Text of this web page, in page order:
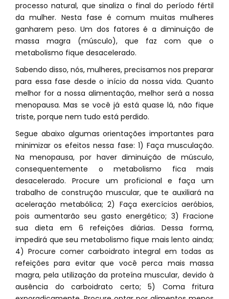
processo natural, que sinaliza o final do período fértil
da mulher. Nesta fase é comum muitas mulheres
ganharem peso. Um dos fatores é a diminuição de
massa magra (músculo), que faz com que o
metabolismo fique desacelerado.
Sabendo disso, nós, mulheres, precisamos nos preparar
para essa fase desde o início da nossa vida. Quanto
melhor for a nossa alimentação, melhor será a nossa
menopausa. Mas se você já está quase lá, não fique
triste, porque nem tudo está perdido.
Segue abaixo algumas orientações importantes para
minimizar os efeitos nessa fase: 1) Faça musculação.
Na menopausa, por haver diminuição de músculo,
consequentemente o metabolismo fica mais
desacelerado. Procure um proficional e faça um
trabalho de construção muscular, que te auxiliará na
aceleração metabólica; 2) Faça exercícios aeróbios,
pois aumentarão seu gasto energético; 3) Fracione
sua dieta em 6 refeições diárias. Dessa forma,
impedirá que seu metabolismo fique mais lento ainda;
4) Procure comer carboidrato integral em todas as
refeições para evitar que você perca mais massa
magra, pela utilização da proteína muscular, devido à
ausência do carboidrato certo; 5) Coma fritura